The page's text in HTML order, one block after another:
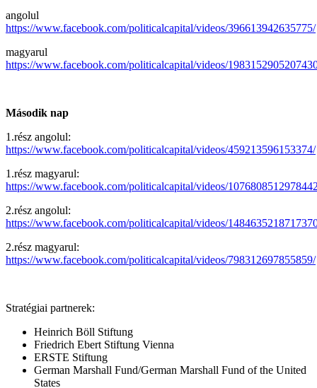
angolul
https://www.facebook.com/politicalcapital/videos/396613942635775/
magyarul
https://www.facebook.com/politicalcapital/videos/
Második nap
1.rész angolul:
https://www.facebook.com/politicalcapital/videos/459213596153374/
1.rész magyarul:
https://www.facebook.com/politicalcapital/videos/
2.rész angolul:
https://www.facebook.com/politicalcapital/videos/
2.rész magyarul:
https://www.facebook.com/politicalcapital/videos/798312697855859/
Stratégiai partnerek:
Heinrich Böll Stiftung
Friedrich Ebert Stiftung Vienna
ERSTE Stiftung
German Marshall Fund/German Marshall Fund of the United
States